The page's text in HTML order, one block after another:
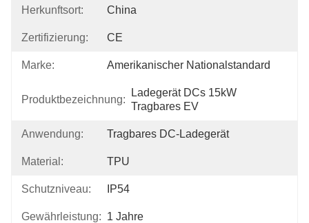
Herkunftsort: China
Zertifizierung: CE
Marke: Amerikanischer Nationalstandard
Produktbezeichnung:
Ladegerät DCs 15kW
Tragbares EV
Anwendung: Tragbares DC-Ladegerät
Material: TPU
Schutzniveau: IP54
Gewährleistung: 1 Jahre